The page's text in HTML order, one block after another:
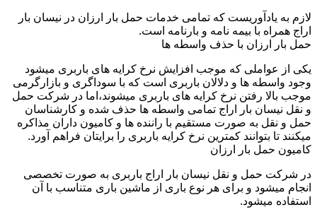
لازم به یادآوریست که تمامی خدمات حمل بار ارزان در نیسان بار
اراج همراه با بیمه نامه و بارنامه است.
حمل بار ارزان با حذف واسطه ها
یکی از عواملی که موجب افزایش نرخ کرایه های باربری میشود
وجود واسطه ها و دلالان باربری است که با سوداگری و بازارگرمی
موجب بالا رفتن نرخ کرایه های باربری میشوند،اما در شرکت حمل
و نقل نیسان بار اراج تمامی واسطه ها حذف شده و کارشناسان
حمل و نقل به صورت مستقیم با راننده ها و کامیون داران مذاکره
میکنند تا بتوانند کمترین نرخ کرایه باربری را برایتان فراهم آورد.
کامیون حمل بار ارزان
در شرکت حمل و نقل نیسان بار اراج باربری به صورت تخصصی
انجام میشود و برای هر نوع باری از ماشین باری متناسب با آن
استفاده میشود.